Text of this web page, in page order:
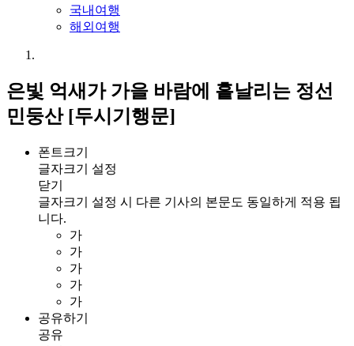
국내여행
해외여행
은빛 억새가 가을 바람에 흩날리는 정선
민둥산 [두시기행문]
폰트크기
글자크기 설정
닫기
글자크기 설정 시 다른 기사의 본문도 동일하게 적용 됩
니다.
가
가
가
가
가
공유하기
공유